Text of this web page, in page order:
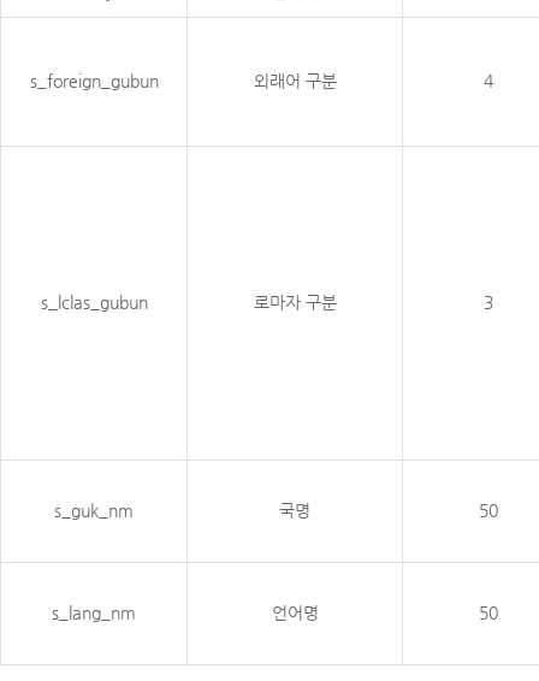
s_foreign_gubun 외래어 구분 4
s_lclas_gubun 로마자 구분 3
s_guk_nm 국명 50
s_lang_nm 언어명 50